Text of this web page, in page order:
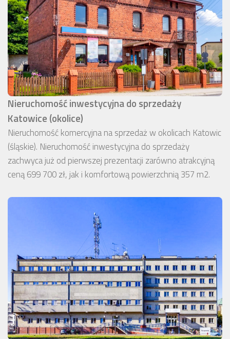
Nieruchomość inwestycyjna do sprzedaży
Katowice (okolice)
Nieruchomość komercyjna na sprzedaż w okolicach Katowic
(śląskie). Nieruchomość inwestycyjna do sprzedaży
zachwyca już od pierwszej prezentacji zarówno atrakcyjną
ceną 699 700 zł, jak i komfortową powierzchnią 357 m2.